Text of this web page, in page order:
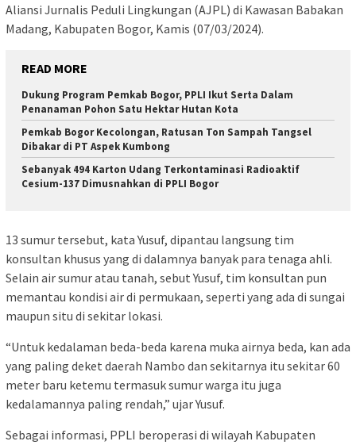
Aliansi Jurnalis Peduli Lingkungan (AJPL) di Kawasan Babakan
Madang, Kabupaten Bogor, Kamis (07/03/2024).
READ MORE
Dukung Program Pemkab Bogor, PPLI Ikut Serta Dalam
Penanaman Pohon Satu Hektar Hutan Kota
‎Pemkab Bogor Kecolongan, Ratusan Ton Sampah Tangsel
Dibakar di PT Aspek Kumbong
Sebanyak 494 Karton Udang Terkontaminasi Radioaktif
Cesium-137 Dimusnahkan di PPLI Bogor
13 sumur tersebut, kata Yusuf, dipantau langsung tim
konsultan khusus yang di dalamnya banyak para tenaga ahli.
Selain air sumur atau tanah, sebut Yusuf, tim konsultan pun
memantau kondisi air di permukaan, seperti yang ada di sungai
maupun situ di sekitar lokasi.
“Untuk kedalaman beda-beda karena muka airnya beda, kan ada
yang paling deket daerah Nambo dan sekitarnya itu sekitar 60
meter baru ketemu termasuk sumur warga itu juga
kedalamannya paling rendah,” ujar Yusuf.
Sebagai informasi, PPLI beroperasi di wilayah Kabupaten